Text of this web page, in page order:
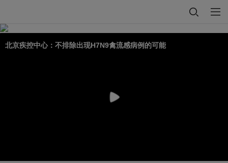
北京疾控中心：不排除出现H7N9禽流感病例的可能